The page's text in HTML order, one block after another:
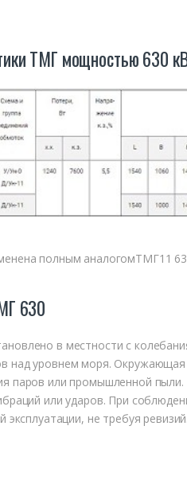
ТМГ мощностью 630
полным аналогомТМГ11
630
в местности с
над уровнем моря. Окружающая
паров или промышленной
или ударов. При
эксплуатации, не требуя ревизий.